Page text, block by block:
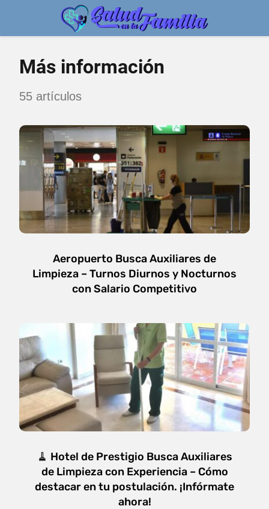
Más información
55 artículos
Aeropuerto Busca Auxiliares de
Limpieza – Turnos Diurnos y Nocturnos
con Salario Competitivo
🧹 Hotel de Prestigio Busca Auxiliares
de Limpieza con Experiencia – Cómo
destacar en tu postulación. ¡Infórmate
ahora!